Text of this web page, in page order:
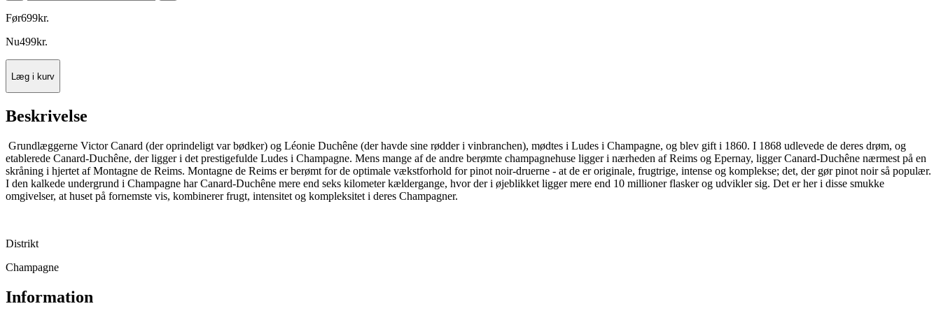
Før699kr.
Nu499kr.
Læg i kurv
Beskrivelse
Grundlæggerne Victor Canard (der oprindeligt var bødker) og Léonie Duchêne (der havde sine rødder i vinbranchen), mødtes i Ludes i Champagne, og blev gift i 1860. I 1868 udlevede de deres drøm, og
etablerede Canard-Duchêne, der ligger i det prestigefulde Ludes i Champagne. Mens mange af de andre berømte champagnehuse ligger i nærheden af Reims og Epernay, ligger Canard-Duchêne nærmest på en
skråning i hjertet af Montagne de Reims. Montagne de Reims er berømt for de optimale vækstforhold for pinot noir-druerne - at de er originale, frugtrige, intense og komplekse; det, der gør pinot noir så populær.
I den kalkede undergrund i Champagne har Canard-Duchêne mere end seks kilometer kældergange, hvor der i øjeblikket ligger mere end 10 millioner flasker og udvikler sig. Det er her i disse smukke
omgivelser, at huset på fornemste vis, kombinerer frugt, intensitet og kompleksitet i deres Champagner.
Distrikt
Champagne
Information